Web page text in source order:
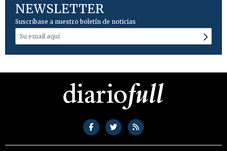
NEWSLETTER
Suscríbase a nuestro boletín de noticias